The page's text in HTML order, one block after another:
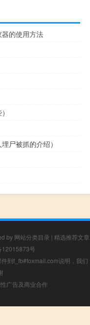
的使用方法
尸被抓的介绍）
by 网站分类目录 | 精选推荐文章
12015873号
到f_fb#foxmail.com说明，我们
广告及商业合作